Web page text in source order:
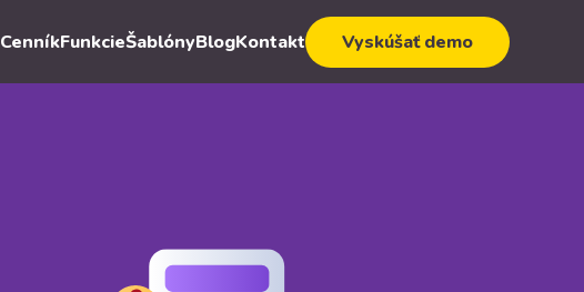
CenníkFunkcieŠablónyBlogKontakt Vyskúšať demo